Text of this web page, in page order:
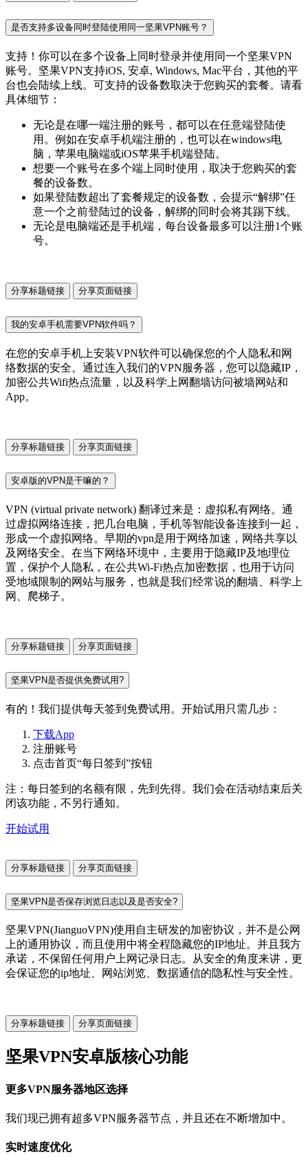
是否支持多设备同时登陆使用同一坚果VPN账号？
支持！你可以在多个设备上同时登录并使用同一个坚果VPN
账号。坚果VPN支持iOS, 安卓, Windows, Mac平台，其他的平
台也会陆续上线。可支持的设备数取决于您购买的套餐。请看
具体细节：
无论是在哪一端注册的账号，都可以在任意端登陆使
用。例如在安卓手机端注册的，也可以在windows电
脑，苹果电脑端或iOS苹果手机端登陆。
想要一个账号在多个端上同时使用，取决于您购买的套
餐的设备数。
如果登陆数超出了套餐规定的设备数，会提示“解绑”任
意一个之前登陆过的设备，解绑的同时会将其踢下线。
无论是电脑端还是手机端，每台设备最多可以注册1个账
号。
分享标题链接 分享页面链接
我的安卓手机需要VPN软件吗？
在您的安卓手机上安装VPN软件可以确保您的个人隐私和网
络数据的安全。通过连入我们的VPN服务器，您可以隐藏IP，
加密公共Wifi热点流量，以及科学上网翻墙访问被墙网站和
App。
分享标题链接 分享页面链接
安卓版的VPN是干嘛的？
VPN (virtual private network) 翻译过来是：虚拟私有网络。通
过虚拟网络连接，把几台电脑，手机等智能设备连接到一起，
形成一个虚拟网络。早期的vpn是用于网络加速，网络共享以
及网络安全。在当下网络环境中，主要用于隐藏IP及地理位
置，保护个人隐私，在公共Wi-Fi热点加密数据，也用于访问
受地域限制的网站与服务，也就是我们经常说的翻墙、科学上
网、爬梯子。
分享标题链接 分享页面链接
坚果VPN是否提供免费试用?
有的！我们提供每天签到免费试用。开始试用只需几步：
下载App
注册账号
点击首页“每日签到”按钮
注：每日签到的名额有限，先到先得。我们会在活动结束后关
闭该功能，不另行通知。
开始试用
分享标题链接 分享页面链接
坚果VPN是否保存浏览日志以及是否安全?
坚果VPN(JianguoVPN)使用自主研发的加密协议，并不是公网
上的通用协议，而且使用中将全程隐藏您的IP地址。并且我方
承诺，不保留任何用户上网记录日志。从安全的角度来讲，更
会保证您的ip地址、网站浏览、数据通信的隐私性与安全性。
分享标题链接 分享页面链接
坚果VPN安卓版核心功能
更多VPN服务器地区选择
我们现已拥有超多VPN服务器节点，并且还在不断增加中。
实时速度优化